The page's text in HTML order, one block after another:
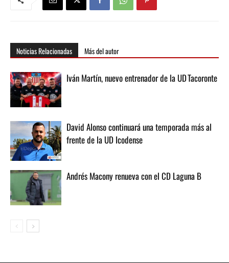
Noticias Relacionadas Más del autor
Iván Martín, nuevo entrenador de la UD Tacoronte
David Alonso continuará una temporada más al
frente de la UD Icodense
Andrés Macony renueva con el CD Laguna B